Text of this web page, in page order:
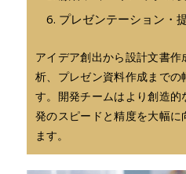
プレゼンテーション・
アイデア創出から設計文書
析、プレゼン資料作成までの
す。開発チームはより創造
発のスピードと精度を大幅
ます。